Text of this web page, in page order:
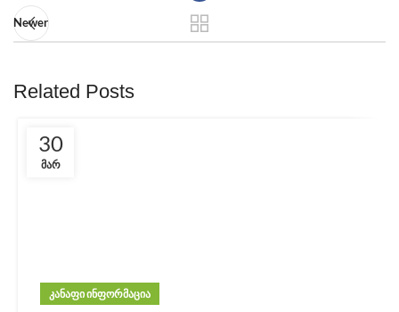
Newer
Related Posts
30
ᲛᲐᲠ
ᲙᲐᲜᲐᲤᲘ ᲘᲜᲤᲝᲠᲛᲐᲪᲘᲐ